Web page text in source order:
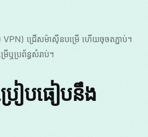
ជ្រើសម៉ាស៊ីនបម្រើ ហើយចុចតភ្ជាប់។
ឬប្រព័ន្ធសំរាប់។
ៀបធៀបនឹង